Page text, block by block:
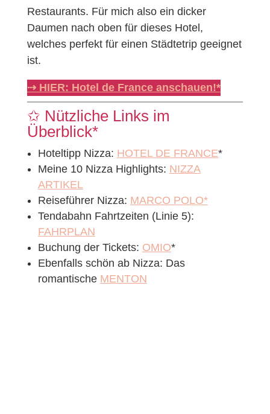
Restaurants. Für mich also ein dicker
Daumen nach oben für dieses Hotel,
welches perfekt für einen Städtetrip geeignet
ist.
⇢ HIER: Hotel de France anschauen!*
✩ Nützliche Links im
Überblick*
Hoteltipp Nizza: HOTEL DE FRANCE*
Meine 10 Nizza Highlights: NIZZA
ARTIKEL
Reiseführer Nizza: MARCO POLO*
Tendabahn Fahrtzeiten (Linie 5):
FAHRPLAN
Buchung der Tickets: OMIO*
Ebenfalls schön ab Nizza: Das
romantische MENTON